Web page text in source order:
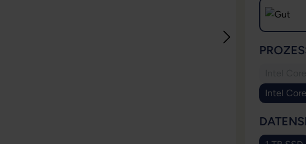
Intel